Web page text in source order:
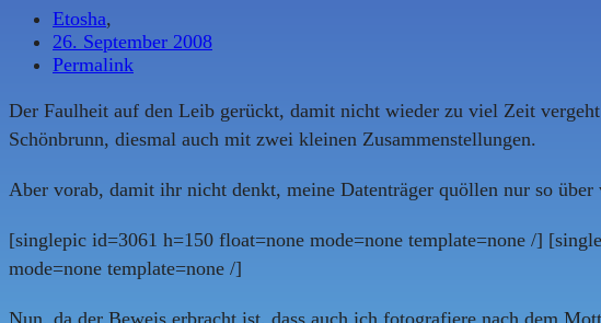
Etosha,
26. September 2008
Permalink
Der Faulheit auf den Leib gerückt, damit nicht wieder zu viel Zeit
Schönbrunn, diesmal auch mit zwei kleinen Zusammenstellungen.
Aber vorab, damit ihr nicht denkt, meine Datenträger quöllen nur so über
[singlepic id=3061 h=150 float=none mode=none template=none /]
mode=none template=none /]
Nun, da der Beweis erbracht ist, dass auch ich fotografiere nach dem